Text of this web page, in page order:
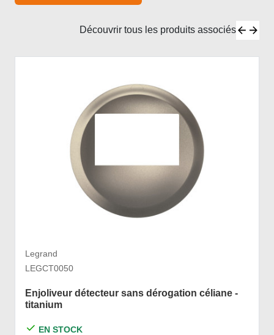
Découvrir tous les produits associés
Legrand
LEGCT0050
Enjoliveur détecteur sans dérogation céliane -
titanium
EN STOCK